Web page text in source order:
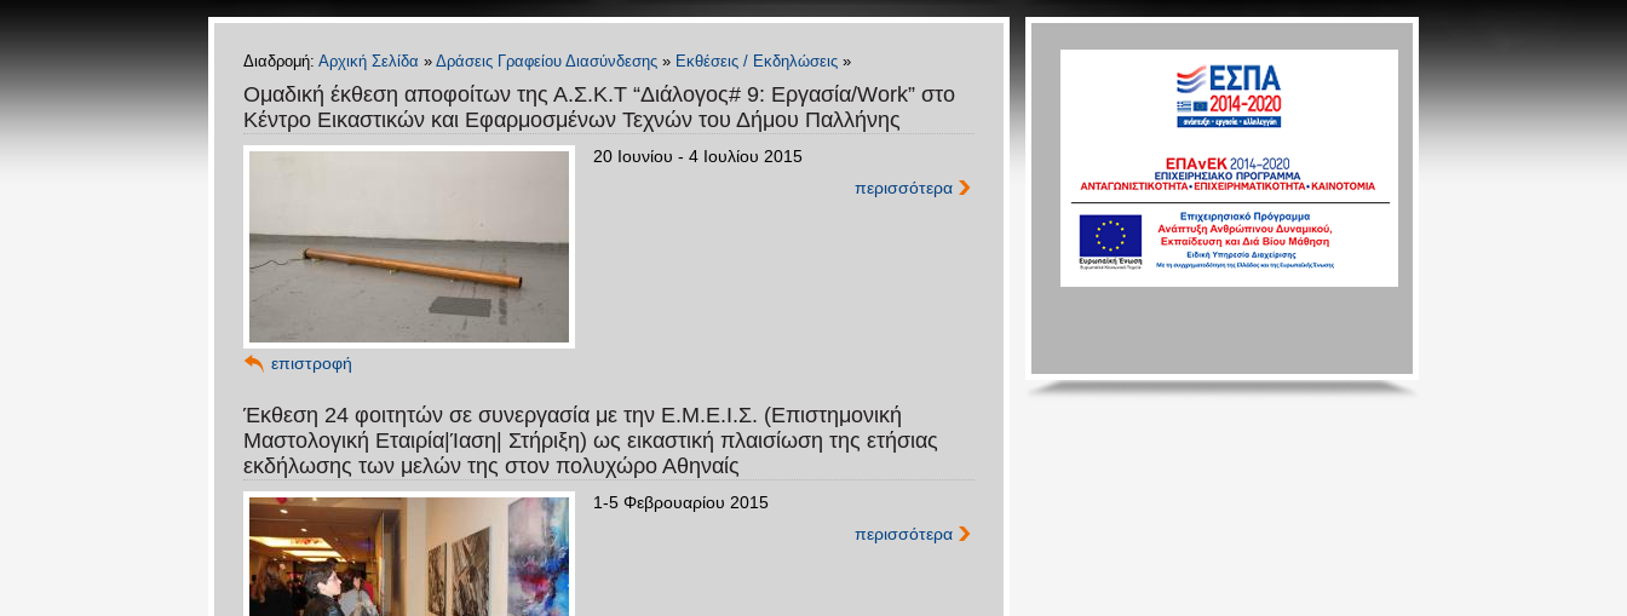
Διαδρομή: Αρχική Σελίδα » Δράσεις Γραφείου Διασύνδεσης » Εκθέσεις / Εκδηλώσεις »
Oμαδική έκθεση αποφοίτων της Α.Σ.Κ.Τ “Διάλογος# 9: Εργασία/Work” στο
Κέντρο Εικαστικών και Εφαρμοσμένων Τεχνών του Δήμου Παλλήνης
20 Ιουνίου - 4 Ιουλίου 2015
περισσότερα
επιστροφή
Έκθεση 24 φοιτητών σε συνεργασία με την Ε.Μ.Ε.Ι.Σ. (Επιστημονική
Μαστολογική Εταιρία|Ίαση| Στήριξη) ως εικαστική πλαισίωση της ετήσιας
εκδήλωσης των μελών της στον πολυχώρο Αθηναίς
1-5 Φεβρουαρίου 2015
περισσότερα